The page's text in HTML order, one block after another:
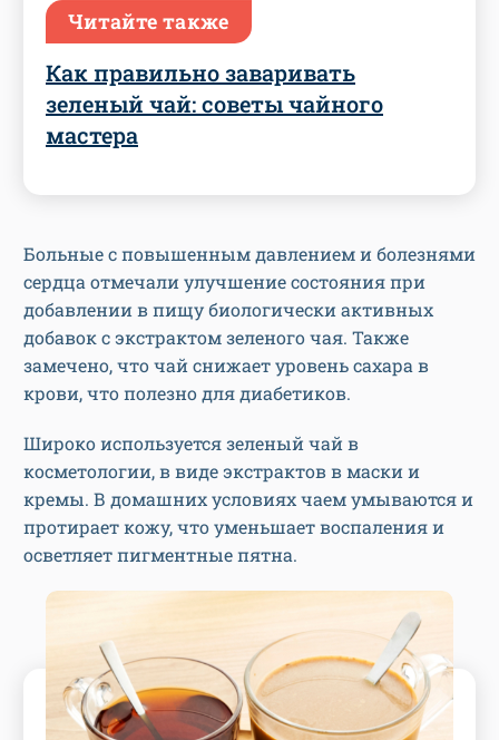
Читайте также
Как правильно заваривать
зеленый чай: советы чайного
мастера
Больные с повышенным давлением и болезнями
сердца отмечали улучшение состояния при
добавлении в пищу биологически активных
добавок с экстрактом зеленого чая. Также
замечено, что чай снижает уровень сахара в
крови, что полезно для диабетиков.
Широко используется зеленый чай в
косметологии, в виде экстрактов в маски и
кремы. В домашних условиях чаем умываются и
протирает кожу, что уменьшает воспаления и
осветляет пигментные пятна.